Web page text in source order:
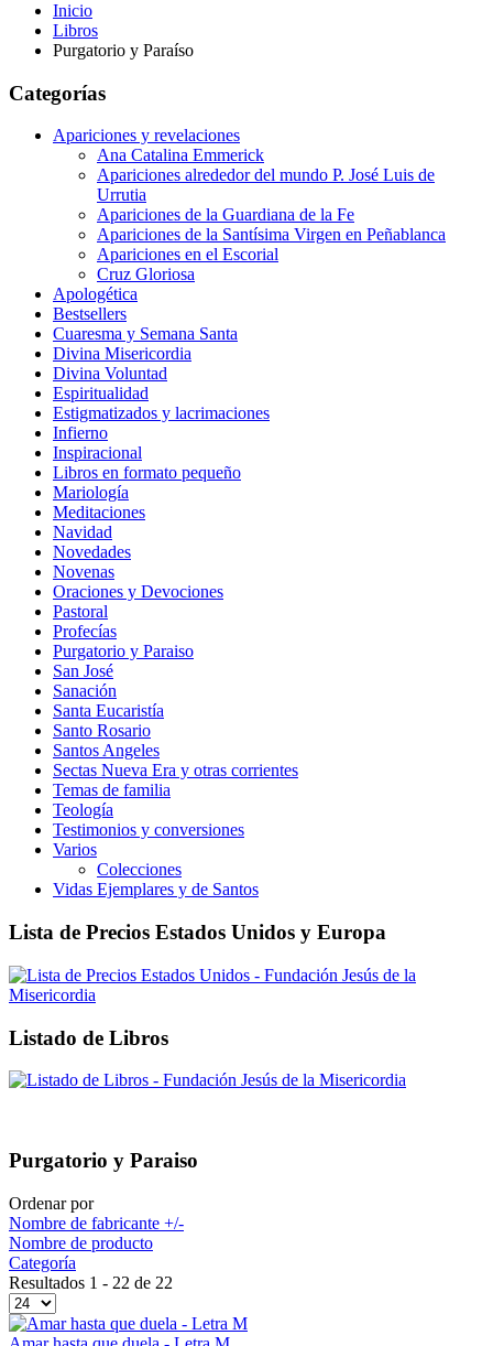
Inicio
Libros
Purgatorio y Paraíso
Categorías
Apariciones y revelaciones
Ana Catalina Emmerick
Apariciones alrededor del mundo P. José Luis de
Urrutia
Apariciones de la Guardiana de la Fe
Apariciones de la Santísima Virgen en Peñablanca
Apariciones en el Escorial
Cruz Gloriosa
Apologética
Bestsellers
Cuaresma y Semana Santa
Divina Misericordia
Divina Voluntad
Espiritualidad
Estigmatizados y lacrimaciones
Infierno
Inspiracional
Libros en formato pequeño
Mariología
Meditaciones
Navidad
Novedades
Novenas
Oraciones y Devociones
Pastoral
Profecías
Purgatorio y Paraiso
San José
Sanación
Santa Eucaristía
Santo Rosario
Santos Angeles
Sectas Nueva Era y otras corrientes
Temas de familia
Teología
Testimonios y conversiones
Varios
Colecciones
Vidas Ejemplares y de Santos
Lista de Precios Estados Unidos y Europa
Listado de Libros
Purgatorio y Paraiso
Ordenar por
Nombre de fabricante +/-
Nombre de producto
Categoría
Resultados 1 - 22 de 22